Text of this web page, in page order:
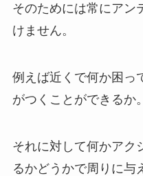
そのためには常にアン
けません。
例えば近くで何か困っ
がつくことができるか。
それに対して何かアク
るかどうかで周りに与